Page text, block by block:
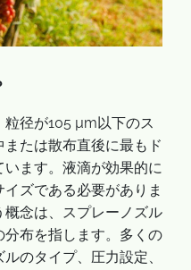
粒径が105 µm以下のス
たは散布直後に最もド
ます。液滴が効果的に
ズである必要がありま
念は、スプレーノズル
布を指します。多くの
のタイプ、圧力設定、